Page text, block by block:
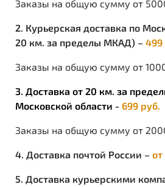
ПРЕИМУЩЕСТВА:
высокие влагоотталкивающие
низкая степень усадки после
при длительной эксплуатации
ухудшаются водоотталкивающие
Заказы на общую сумму от
2. Курьерская доставка по
20 км. за пределы МКАД) – 499
Заказы на общую сумму от
3. Доставка от 20 км. за
Московской области - 699 руб.
Заказы на общую сумму от
4. Доставка почтой России –
5. Доставка курьерскими